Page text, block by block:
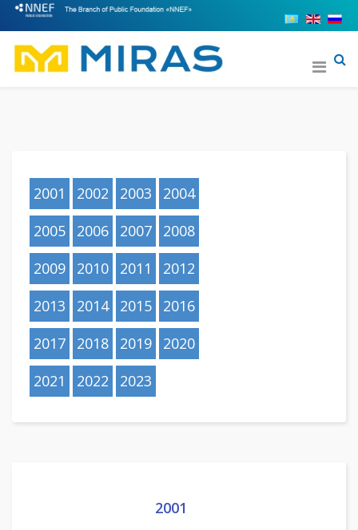
2001 2002 2003
2004
2005
2006 2007
2008
2009
2010 2011
2012
2013
2014 2015
2016
2017
2018 2019
2020
2021
2022 2023
2001